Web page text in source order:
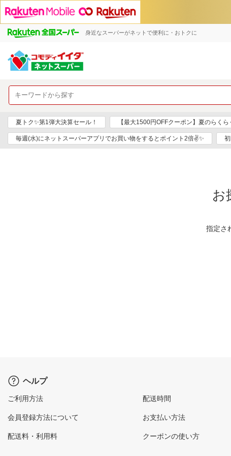
身近なスーパーがネットで便利に・おトクに
夏トク✨第1弾大決算セール！ 【最大1500円OFFクーポン】夏のらく
毎週(水)にネットスーパーアプリでお買い物をするとポイント2倍✌✨
お
指定さ
ヘルプ
ご利用方法
会員登録方法について
配送料・利用料
配送時間
お支払い方法
クーポンの使い方